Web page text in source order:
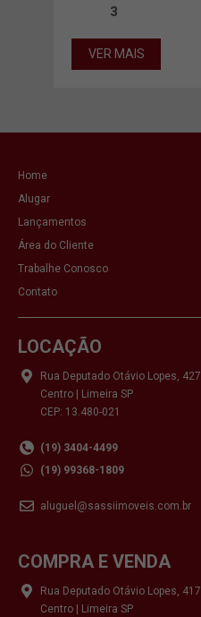
3
VER MAIS
Home
Alugar
Lançamentos
Área do Cliente
Trabalhe Conosco
Contato
LOCAÇÃO
Rua Deputado Otávio Lopes, 427
Centro | Limeira SP
CEP: 13.480-021
(19) 3404-4499
(19) 99368-1809
aluguel@sassiimoveis.com.br
COMPRA E VENDA
Rua Deputado Otávio Lopes, 417
Centro | Limeira SP